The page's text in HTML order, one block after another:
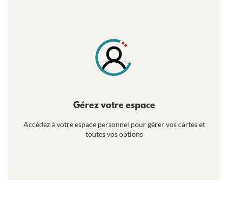
Gérez votre espace
Accédez à votre espace personnel pour gérer vos cartes et
toutes vos options